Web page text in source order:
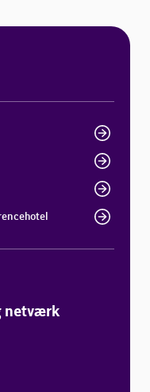
netværk